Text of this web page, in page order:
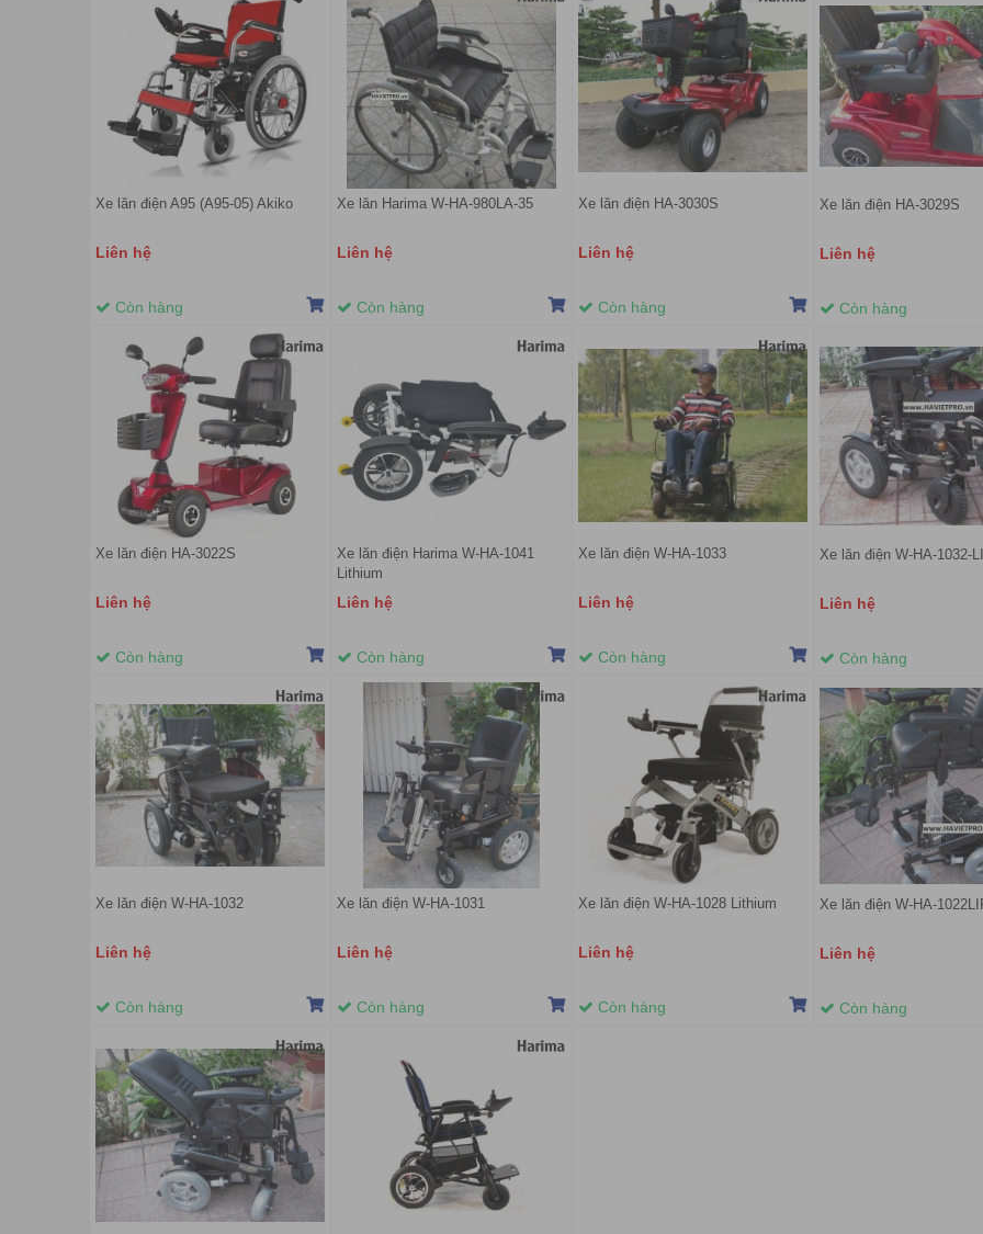
Xe lăn điện A95 (A95-05) Akiko
Liên hệ
Còn hàng
Xe lăn Harima W-HA-980LA-35
Liên hệ
Còn hàng
Xe lăn điện HA-3030S
Liên hệ
Còn hàng
Xe lăn điện HA-3029S
Liên hệ
Còn hàng
Xe lăn điện HA-3022S
Liên hệ
Còn hàng
Xe lăn điện Harima W-HA-1041
Lithium
Liên hệ
Còn hàng
Xe lăn điện W-HA-1033
Liên hệ
Còn hàng
Xe lăn điện W-HA-1032-
Liên hệ
Còn hàng
Xe lăn điện W-HA-1032
Liên hệ
Còn hàng
Xe lăn điện W-HA-1031
Liên hệ
Còn hàng
Xe lăn điện W-HA-1028 Lithium
Liên hệ
Còn hàng
Xe lăn điện W-HA-
Liên hệ
Còn hàng